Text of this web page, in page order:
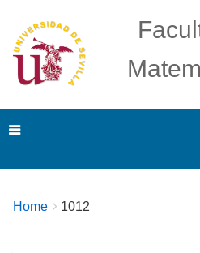
Breadcrumbs
You
Home 1012